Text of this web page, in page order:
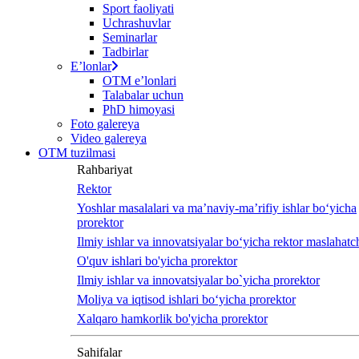
Sport faoliyati
Uchrashuvlar
Seminarlar
Tadbirlar
Eʼlonlar
OTM eʼlonlari
Talabalar uchun
PhD himoyasi
Foto galereya
Video galereya
OTM tuzilmasi
Rahbariyat
Rektor
Yoshlar masalalari va ma’naviy-ma’rifiy ishlar bo‘yicha
prorektor
Ilmiy ishlar va innovatsiyalar bo‘yicha rektor
O'quv ishlari bo'yicha prorektor
Ilmiy ishlar va innovatsiyalar bo`yicha prorektor
Moliya va iqtisod ishlari bo‘yicha prorektor
Xalqaro hamkorlik bo'yicha prorektor
Sahifalar